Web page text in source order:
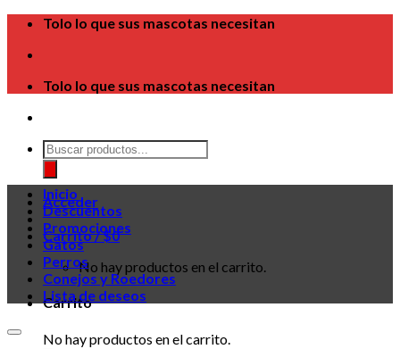
Skip
content
Tolo lo que sus mascotas necesitan
Tolo lo que sus mascotas necesitan
Búsqueda
de
productos
Acceder
Carrito /$0
No hay productos en el carrito.
Carrito
No hay productos en el carrito.
Inicio
Descuentos
Promociones
Gatos
Perros
Conejos y Roedores
Lista de deseos